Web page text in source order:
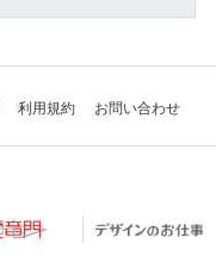
利用規約 お問い合わせ